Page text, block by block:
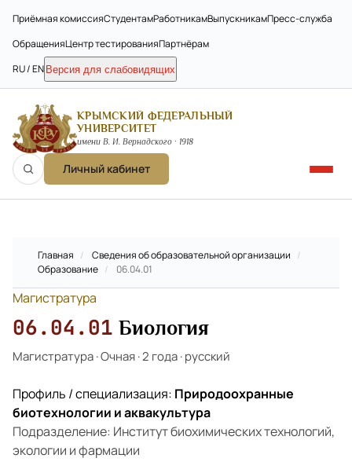
Приёмная комиссияСтудентамРаботникамВыпускникамПресс-служба
ОбращенияЦентр тестированияПартнёрам
RU / EN Версия для слабовидящих
КРЫМСКИЙ ФЕДЕРАЛЬНЫЙ
УНИВЕРСИТЕТ
имени В. И. Вернадского · 1918
Личный кабинет
Главная / Сведения об образовательной организации /
Образование / 06.04.01
Магистратура
06.04.01 Биология
Магистратура·Очная·2 года·русский
Профиль / специализация: Природоохранные
биотехнологии и аквакультура
Подразделение: Институт биохимических технологий,
экологии и фармации